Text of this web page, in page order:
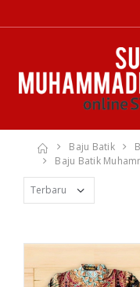
Baju Batik
Baju Batik